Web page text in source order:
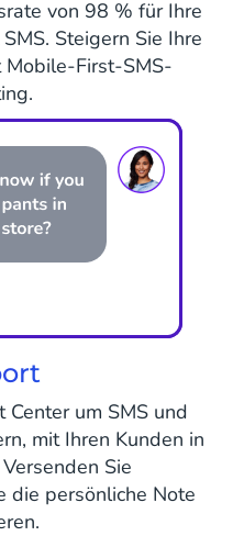
von 98 % für Ihre
Steigern Sie Ihre
Mobile-First-SMS-
Center um SMS und
mit Ihren Kunden in
Sie
die persönliche Note